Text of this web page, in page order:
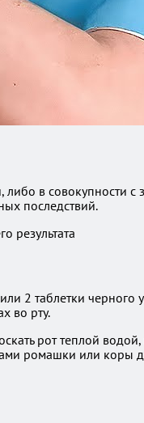
в совокупности с
последствий.
2 таблетки черного
во рту.
рот теплой водой,
ромашки или коры